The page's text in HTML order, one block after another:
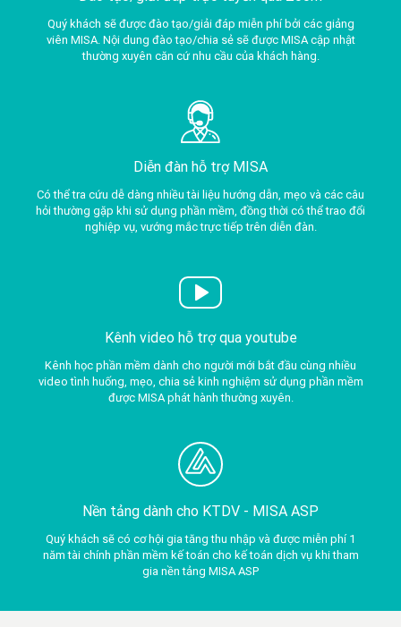
Quý khách sẽ được đào tạo/giải đáp miễn phí bởi các giảng
viên MISA. Nội dung đào tạo/chia sẻ sẽ được MISA cập nhật
thường xuyên căn cứ nhu cầu của khách hàng.
Diễn đàn hỗ trợ MISA
Có thể tra cứu dễ dàng nhiều tài liệu hướng dẫn, mẹo và các câu
hỏi thường gặp khi sử dụng phần mềm, đồng thời có thể trao đổi
nghiệp vụ, vướng mắc trực tiếp trên diễn đàn.
Kênh video hỗ trợ qua youtube
Kênh học phần mềm dành cho người mới bắt đầu cùng nhiều
video tình huống, mẹo, chia sẻ kinh nghiệm sử dụng phần mềm
được MISA phát hành thường xuyên.
Nền tảng dành cho KTDV - MISA ASP
Quý khách sẽ có cơ hội gia tăng thu nhập và được miễn phí 1
năm tài chính phần mềm kế toán cho kế toán dịch vụ khi tham
gia nền tảng MISA ASP